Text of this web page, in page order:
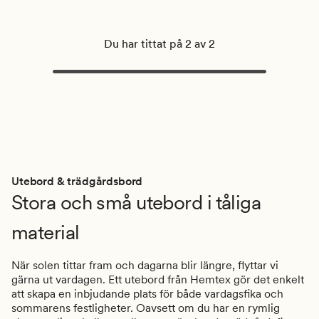
Du har tittat på 2 av 2
Utebord & trädgårdsbord
Stora och små utebord i tåliga
material
När solen tittar fram och dagarna blir längre, flyttar vi
gärna ut vardagen. Ett utebord från Hemtex gör det enkelt
att skapa en inbjudande plats för både vardagsfika och
sommarens festligheter. Oavsett om du har en rymlig